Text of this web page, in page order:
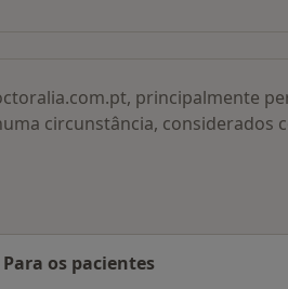
principalmente
circunstância,
Para os pacientes